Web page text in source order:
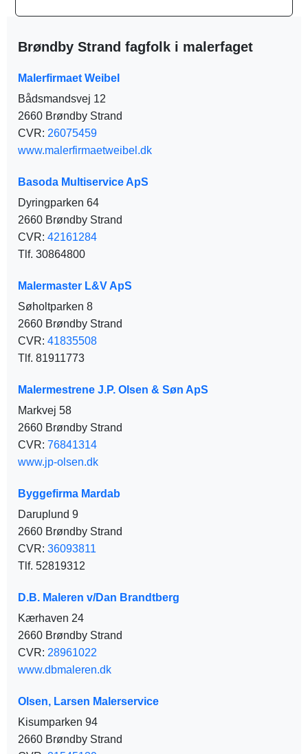
Brøndby Strand fagfolk i malerfaget
Malerfirmaet Weibel
Bådsmandsvej 12
2660 Brøndby Strand
CVR: 26075459
www.malerfirmaetweibel.dk
Basoda Multiservice ApS
Dyringparken 64
2660 Brøndby Strand
CVR: 42161284
Tlf. 30864800
Malermaster L&V ApS
Søholtparken 8
2660 Brøndby Strand
CVR: 41835508
Tlf. 81911773
Malermestrene J.P. Olsen & Søn ApS
Markvej 58
2660 Brøndby Strand
CVR: 76841314
www.jp-olsen.dk
Byggefirma Mardab
Daruplund 9
2660 Brøndby Strand
CVR: 36093811
Tlf. 52819312
D.B. Maleren v/Dan Brandtberg
Kærhaven 24
2660 Brøndby Strand
CVR: 28961022
www.dbmaleren.dk
Olsen, Larsen Malerservice
Kisumparken 94
2660 Brøndby Strand